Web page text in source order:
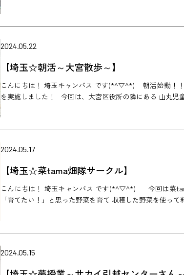
2024.05.22
【埼玉☆朝活～大宮散歩～】
こんにちは！ 埼玉キャンパス です(*^▽^*) 朝活始動！
を実施しました！ 今回は、大宮区役所の隣にある 山丸
2024.05.17
【埼玉☆菜tama畑隊サークル】
こんにちは！ 埼玉キャンパス です(*^▽^*) 今回は菜
「育てたい！」と思った野菜を育て 収穫した野菜を使っ
2024.05.15